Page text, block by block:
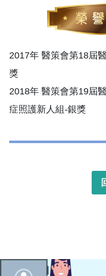
2017年 醫策會第18屆
獎
2018年 醫策會第19屆
症照護新人組-銀獎